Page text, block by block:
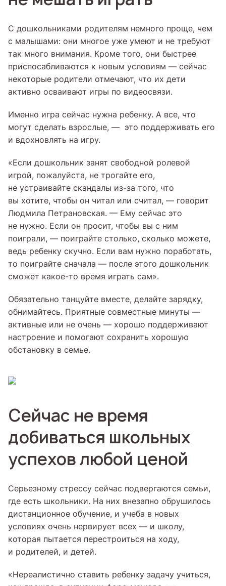
С дошкольниками родителям немного проще, чем
с малышами: они многое уже умеют и не требуют
так много внимания. Кроме того, они быстрее
приспосабливаются к новым условиям — сейчас
некоторые родители отмечают, что их дети
активно осваивают игры по видеосвязи.
Именно игра сейчас нужна ребенку. А все, что
могут сделать взрослые, — это поддерживать его
и вдохновлять на игру.
«Если дошкольник занят свободной ролевой
игрой, пожалуйста, не трогайте его,
не устраивайте скандалы из-за того, что
вы хотите, чтобы он читал или считал, — говорит
Людмила Петрановская. — Ему сейчас это
не нужно. Если он просит, чтобы вы с ним
поиграли, — поиграйте столько, сколько можете,
ведь ребенку скучно. Если вам нужно поработать,
то поиграйте сначала — после этого дошкольник
сможет какое-то время играть сам».
Обязательно танцуйте вместе, делайте зарядку,
обнимайтесь. Приятные совместные минуты —
активные или не очень — хорошо поддерживают
настроение и помогают сохранить хорошую
обстановку в семье.
Сейчас не время
добиваться школьных
успехов любой ценой
Серьезному стрессу сейчас подвергаются семьи,
где есть школьники. На них внезапно обрушилось
дистанционное обучение, и учеба в новых
условиях очень нервирует всех — и школу,
которая пытается перестроиться на ходу,
и родителей, и детей.
«Нереалистично ставить ребенку задачу учиться,